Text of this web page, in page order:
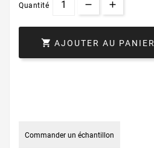
Quantité
 AJOUTER AU PANIER
Commander un échantillon